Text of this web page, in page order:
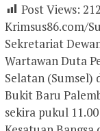
Post Views: 212
Krimsus86.com/
Sekretariat
Wartawan Duta
Selatan (Sumsel)
Bukit Baru
sekira pukul